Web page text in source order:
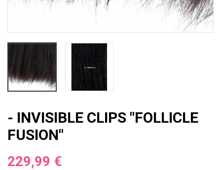
- INVISIBLE CLIPS "FOLLICLE
FUSION"
229,99 €